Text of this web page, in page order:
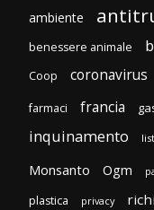
ambiente
benessere animale
Coop coronavirus
farmaci francia
inquinamento
Monsanto Ogm
plastica privacy